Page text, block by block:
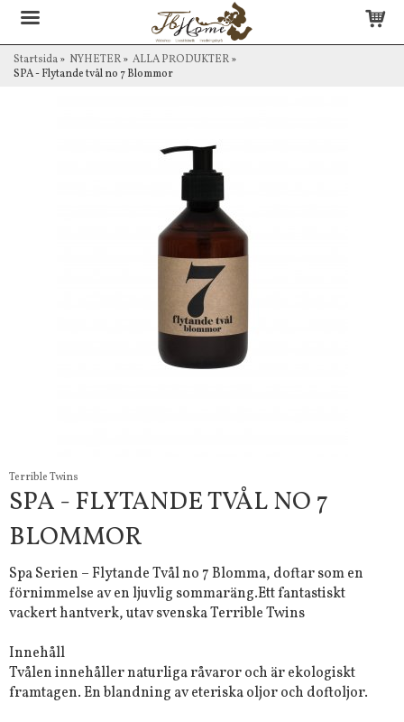
Startsida» NYHETER» ALLA PRODUKTER»
SPA - Flytande tvål no 7 Blommor
Terrible Twins
SPA - FLYTANDE TVÅL NO 7
BLOMMOR
Spa Serien – Flytande Tvål no 7 Blomma, doftar som en
förnimmelse av en ljuvlig sommaräng.Ett fantastiskt
vackert hantverk, utav svenska Terrible Twins
Innehåll
Tvålen innehåller naturliga råvaror och är ekologiskt
framtagen. En blandning av eteriska oljor och doftoljor.